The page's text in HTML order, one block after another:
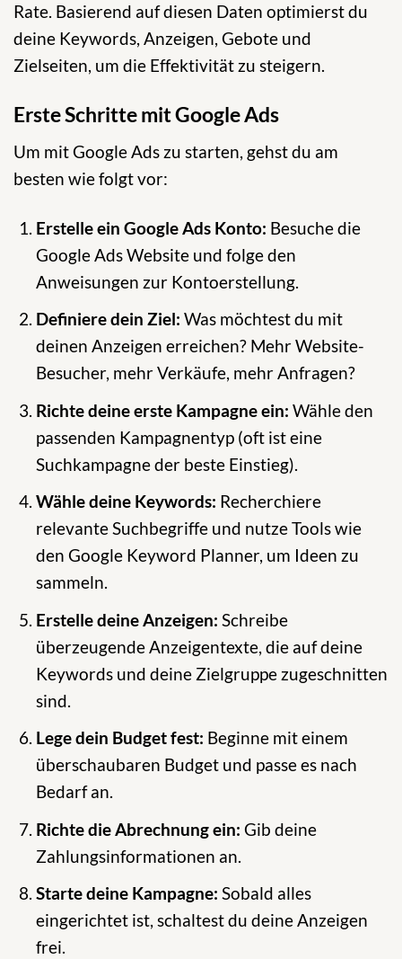
Rate. Basierend auf diesen Daten optimierst du
deine Keywords, Anzeigen, Gebote und
Zielseiten, um die Effektivität zu steigern.
Erste Schritte mit Google Ads
Um mit Google Ads zu starten, gehst du am
besten wie folgt vor:
Erstelle ein Google Ads Konto: Besuche die
Google Ads Website und folge den
Anweisungen zur Kontoerstellung.
Definiere dein Ziel: Was möchtest du mit
deinen Anzeigen erreichen? Mehr Website-
Besucher, mehr Verkäufe, mehr Anfragen?
Richte deine erste Kampagne ein: Wähle den
passenden Kampagnentyp (oft ist eine
Suchkampagne der beste Einstieg).
Wähle deine Keywords: Recherchiere
relevante Suchbegriffe und nutze Tools wie
den Google Keyword Planner, um Ideen zu
sammeln.
Erstelle deine Anzeigen: Schreibe
überzeugende Anzeigentexte, die auf deine
Keywords und deine Zielgruppe zugeschnitten
sind.
Lege dein Budget fest: Beginne mit einem
überschaubaren Budget und passe es nach
Bedarf an.
Richte die Abrechnung ein: Gib deine
Zahlungsinformationen an.
Starte deine Kampagne: Sobald alles
eingerichtet ist, schaltest du deine Anzeigen
frei.